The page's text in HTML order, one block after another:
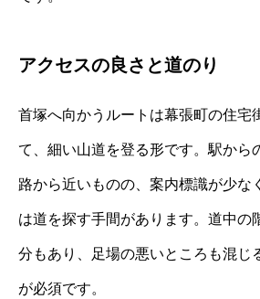
アクセスの良さと道のり
首塚へ向かうルートは幕張町の住宅
て、細い山道を登る形です。駅から
路から近いものの、案内標識が少な
は道を探す手間があります。道中の
分もあり、足場の悪いところも混じ
が必須です。